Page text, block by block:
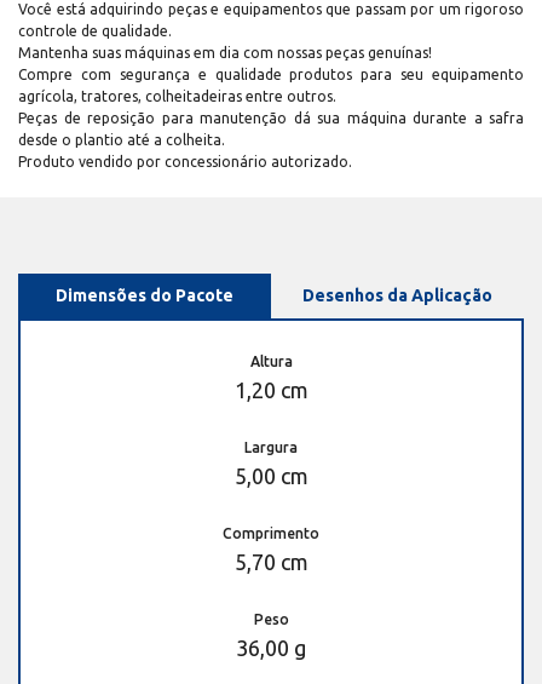
Você está adquirindo peças e equipamentos que passam por um rigoroso
controle de qualidade.
Mantenha suas máquinas em dia com nossas peças genuínas!
Compre com segurança e qualidade produtos para seu equipamento
agrícola, tratores, colheitadeiras entre outros.
Peças de reposição para manutenção dá sua máquina durante a safra
desde o plantio até a colheita.
Produto vendido por concessionário autorizado.
Dimensões do Pacote Desenhos da Aplicação
Altura
1,20 cm
Largura
5,00 cm
Comprimento
5,70 cm
Peso
36,00 g